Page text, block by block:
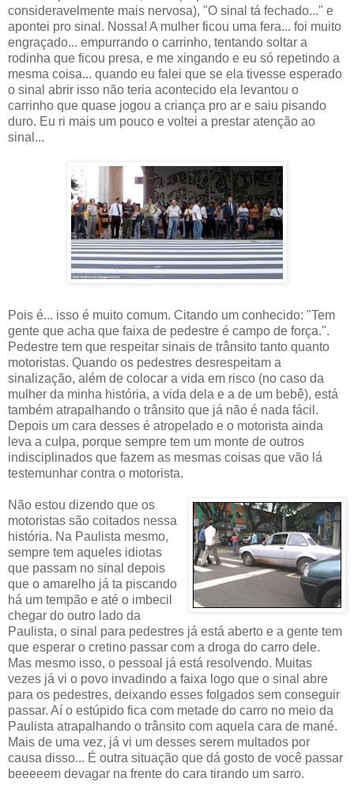
consideravelmente mais nervosa), "O sinal tá fechado..." e
apontei pro sinal. Nossa! A mulher ficou uma fera... foi muito
engraçado... empurrando o carrinho, tentando soltar a
rodinha que ficou presa, e me xingando e eu só repetindo a
mesma coisa... quando eu falei que se ela tivesse esperado
o sinal abrir isso não teria acontecido ela levantou o
carrinho que quase jogou a criança pro ar e saiu pisando
duro. Eu ri mais um pouco e voltei a prestar atenção ao
sinal...
Pois é... isso é muito comum. Citando um conhecido: "Tem
gente que acha que faixa de pedestre é campo de força.".
Pedestre tem que respeitar sinais de trânsito tanto quanto
motoristas. Quando os pedestres desrespeitam a
sinalização, além de colocar a vida em risco (no caso da
mulher da minha história, a vida dela e a de um bebê), está
também atrapalhando o trânsito que já não é nada fácil.
Depois um cara desses é atropelado e o motorista ainda
leva a culpa, porque sempre tem um monte de outros
indisciplinados que fazem as mesmas coisas que vão lá
testemunhar contra o motorista.
Não estou dizendo que os
motoristas são coitados nessa
história. Na Paulista mesmo,
sempre tem aqueles idiotas
que passam no sinal depois
que o amarelho já ta piscando
há um tempão e até o imbecil
chegar do outro lado da
Paulista, o sinal para pedestres já está aberto e a gente tem
que esperar o cretino passar com a droga do carro dele.
Mas mesmo isso, o pessoal já está resolvendo. Muitas
vezes já vi o povo invadindo a faixa logo que o sinal abre
para os pedestres, deixando esses folgados sem conseguir
passar. Aí o estúpido fica com metade do carro no meio da
Paulista atrapalhando o trânsito com aquela cara de mané.
Mais de uma vez, já vi um desses serem multados por
causa disso... É outra situação que dá gosto de você passar
beeeeem devagar na frente do cara tirando um sarro.